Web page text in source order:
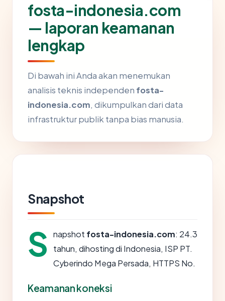
fosta-indonesia.com
— laporan keamanan
lengkap
Di bawah ini Anda akan menemukan
analisis teknis independen fosta-
indonesia.com, dikumpulkan dari data
infrastruktur publik tanpa bias manusia.
Snapshot
S napshot fosta-indonesia.com: 24.3
tahun, dihosting di Indonesia, ISP PT.
Cyberindo Mega Persada, HTTPS No.
Keamanan koneksi